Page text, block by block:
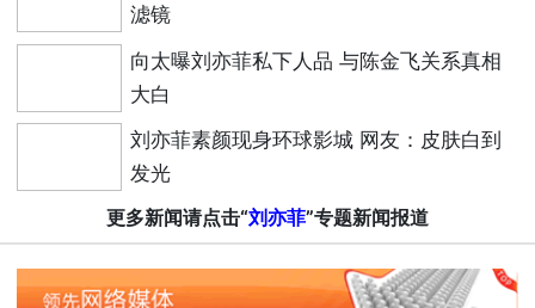
滤镜
向太曝刘亦菲私下人品 与陈金飞关系真相
大白
刘亦菲素颜现身环球影城 网友：皮肤白到
发光
更多新闻请点击“刘亦菲”专题新闻报道